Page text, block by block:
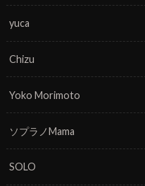
yuca
Chizu
Yoko Morimoto
ソプラノMama
SOLO